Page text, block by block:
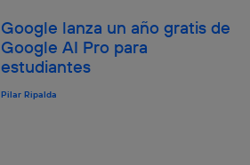
Google lanza un año gratis de
Google AI Pro para
estudiantes
Pilar Ripalda